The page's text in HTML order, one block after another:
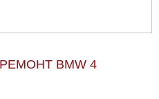
BMW 4